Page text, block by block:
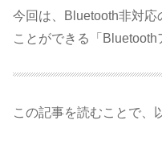
今回は、Bluetooth非対
ことができる「Bluetooth
この記事を読むことで、